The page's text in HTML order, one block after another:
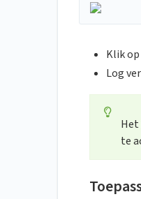
Klik op
Log
te